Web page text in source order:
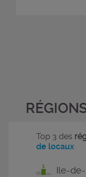
Top 3 des
de locaux
Ile-